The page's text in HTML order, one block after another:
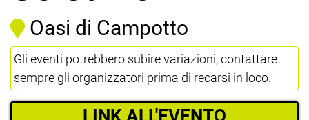
Oasi di Campotto
Gli eventi potrebbero subire variazioni, contattare
sempre gli organizzatori prima di recarsi in loco.
LINK ALL'EVENTO